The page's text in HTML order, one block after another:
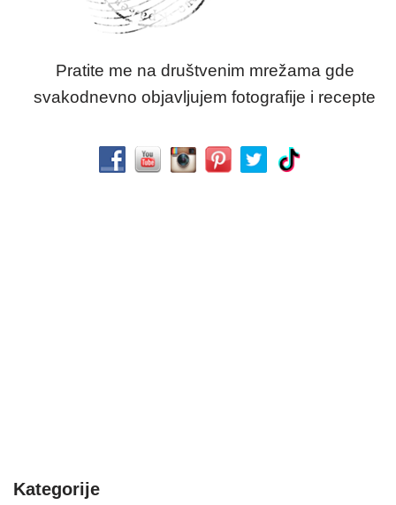
Pratite me na društvenim mrežama gde
svakodnevno objavljujem fotografije i recepte
Kategorije